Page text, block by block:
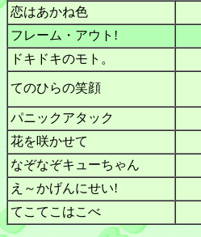
恋はあかね色
フレーム・アウト!
ドキドキのモト。
てのひらの笑顔
パニックアタック
花を咲かせて
なぞなぞキューちゃん
え～かげんにせい!
てこてこはこべ